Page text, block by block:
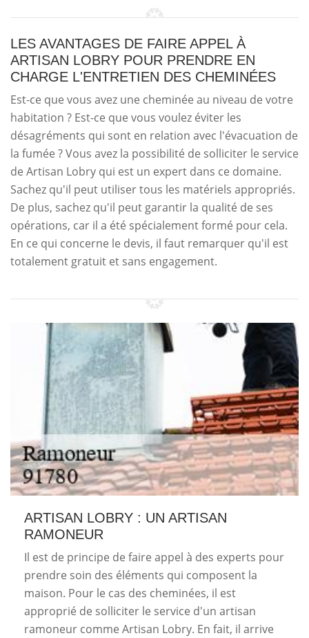
LES AVANTAGES DE FAIRE APPEL À
ARTISAN LOBRY POUR PRENDRE EN
CHARGE L'ENTRETIEN DES CHEMINÉES
Est-ce que vous avez une cheminée au niveau de votre
habitation ? Est-ce que vous voulez éviter les
désagréments qui sont en relation avec l'évacuation de
la fumée ? Vous avez la possibilité de solliciter le service
de Artisan Lobry qui est un expert dans ce domaine.
Sachez qu'il peut utiliser tous les matériels appropriés.
De plus, sachez qu'il peut garantir la qualité de ses
opérations, car il a été spécialement formé pour cela.
En ce qui concerne le devis, il faut remarquer qu'il est
totalement gratuit et sans engagement.
ARTISAN LOBRY : UN ARTISAN
RAMONEUR
Il est de principe de faire appel à des experts pour
prendre soin des éléments qui composent la
maison. Pour le cas des cheminées, il est
approprié de solliciter le service d'un artisan
ramoneur comme Artisan Lobry. En fait, il arrive